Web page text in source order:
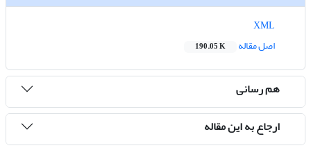
اصل مقاله
190.05 K
هم رسانی
ارجاع به این مقاله